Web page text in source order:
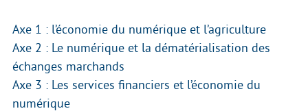
Axe 1 : l’économie du numérique et l’agriculture
Axe 2 : Le numérique et la dématérialisation des
échanges marchands
Axe 3 : Les services financiers et l’économie du
numérique